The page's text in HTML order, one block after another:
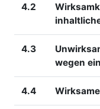
4.2
4.3
wegen
4.4